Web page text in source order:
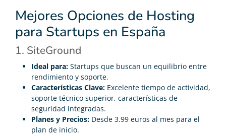
Mejores Opciones de Hosting
para Startups en España
1. SiteGround
Ideal para: Startups que buscan un equilibrio entre
rendimiento y soporte.
Características Clave: Excelente tiempo de actividad,
soporte técnico superior, características de
seguridad integradas.
Planes y Precios: Desde 3.99 euros al mes para el
plan de inicio.